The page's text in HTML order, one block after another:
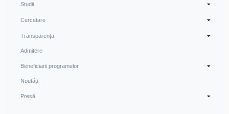
Studii
Cercetare
Transparența
Admitere
Beneficiarii programelor
Noutăți
Presă